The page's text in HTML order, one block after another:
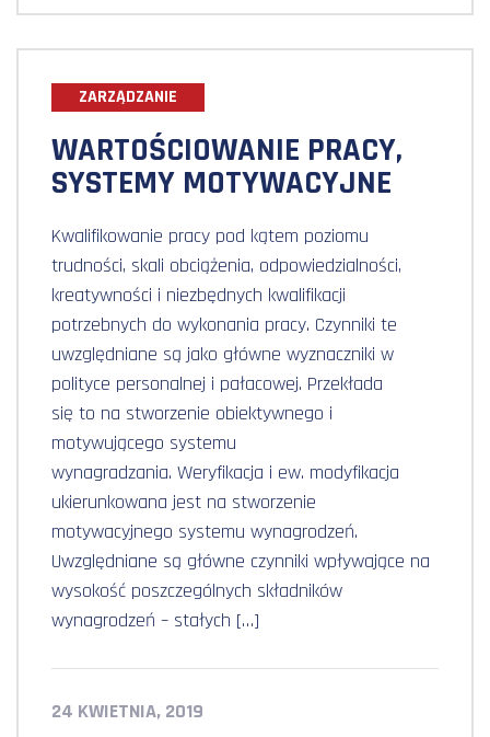
ZARZĄDZANIE
WARTOŚCIOWANIE PRACY,
SYSTEMY MOTYWACYJNE
Kwalifikowanie pracy pod kątem poziomu
trudności, skali obciążenia, odpowiedzialności,
kreatywności i niezbędnych kwalifikacji
potrzebnych do wykonania pracy. Czynniki te
uwzględniane są jako główne wyznaczniki w
polityce personalnej i pałacowej. Przekłada
się to na stworzenie obiektywnego i
motywującego systemu
wynagradzania. Weryfikacja i ew. modyfikacja
ukierunkowana jest na stworzenie
motywacyjnego systemu wynagrodzeń.
Uwzględniane są główne czynniki wpływające na
wysokość poszczególnych składników
wynagrodzeń – stałych […]
24 KWIETNIA, 2019